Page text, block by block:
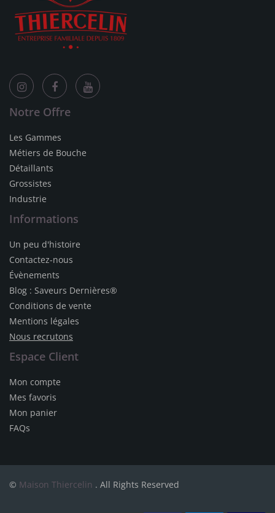
Notre Offre
Les Gammes
Métiers de Bouche
Détaillants
Grossistes
Industrie
Informations
Un peu d'histoire
Contactez-nous
Évènements
Blog : Saveurs Dernières®
Conditions de vente
Mentions légales
Nous recrutons
Espace Client
Mon compte
Mes favoris
Mon panier
FAQs
© Maison Thiercelin . All Rights Reserved